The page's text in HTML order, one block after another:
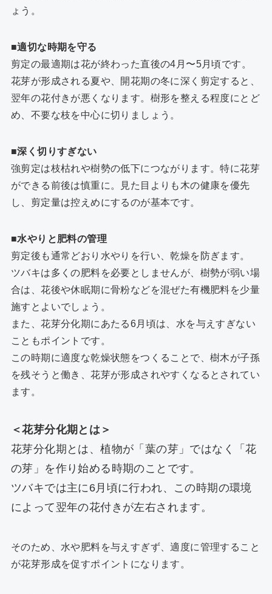
ょう。
■適切な時期を守る
剪定の最適期は花が終わった直後の4月〜5月頃です。
花芽が形成される夏や、開花期の冬に深く剪定すると、
翌年の花付きが悪くなります。樹形を整える程度にとど
め、不要な枝を中心に切りましょう。
■深く切りすぎない
強剪定は枝枯れや樹勢の低下につながります。特に花芽
ができる前後は慎重に。見た目よりも木の健康を優先
し、剪定量は控えめにするのが基本です。
■水やりと肥料の管理
剪定後も通常どおり水やりを行い、乾燥を防ぎます。
ツバキは多くの肥料を必要としませんが、樹勢が弱い場
合は、花後や休眠期に骨粉などを混ぜた有機肥料を少量
施すとよいでしょう。
また、花芽分化期にあたる6月頃は、水を与えすぎない
こともポイントです。
この時期に適度な乾燥状態をつくることで、樹木が子孫
を残そうと働き、花芽が形成されやすくなるとされてい
ます。
＜花芽分化期とは＞
花芽分化期とは、植物が「葉の芽」ではなく「花
の芽」を作り始める時期のことです。
ツバキでは主に6月頃に行われ、この時期の環境
によって翌年の花付きが左右されます。
そのため、水や肥料を与えすぎず、適度に管理すること
が花芽形成を促すポイントになります。